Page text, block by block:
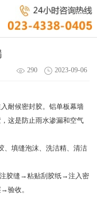
290 2023-09-06
耐候密封胶。铝单板幕墙
这是防止雨水渗漏和空气
填缝泡沫、洗洁精、清洁
胶缝→粘贴刮胶纸→注入密
验收。